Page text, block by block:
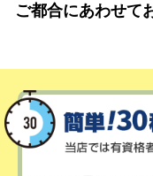
ご都合にあわせて